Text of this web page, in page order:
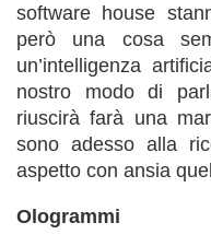
software house
però una cosa
un’intelligenza
nostro modo di
riuscirà farà una
sono adesso alla
aspetto con ansia
Ologrammi